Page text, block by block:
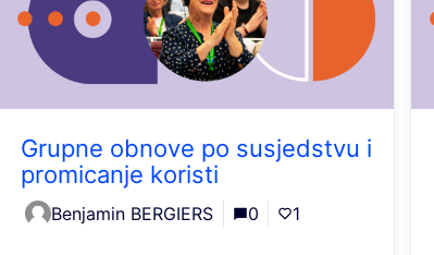
Grupne obnove po susjedstvu i
promicanje koristi
Benjamin BERGIERS 0 1